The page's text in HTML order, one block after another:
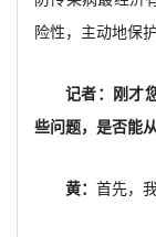
险性，主动地保
记者：刚才
些问题，是否能
黄： 首先，